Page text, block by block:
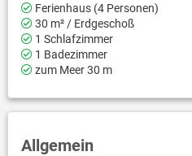
Ferienhaus (4 Personen)
30 m² / Erdgeschoß
1 Schlafzimmer
1 Badezimmer
zum Meer 30 m
Allgemein